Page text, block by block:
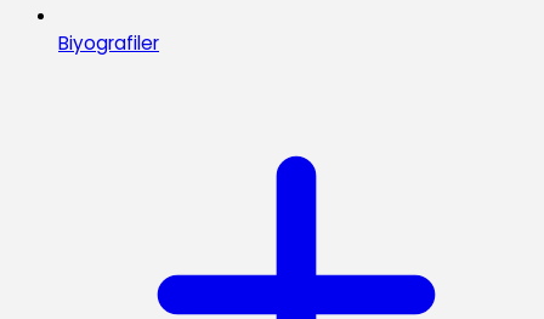
Biyografiler